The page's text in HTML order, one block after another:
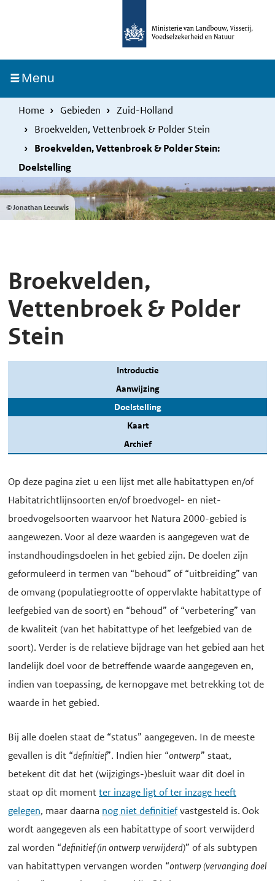
inhoud
gaan
MenuIngeklapt
Home Gebieden
Zuid-Holland
Broekvelden, Vettenbroek & Polder Stein
Broekvelden, Vettenbroek & Polder Stein:
Doelstelling
© Jonathan Leeuwis
Broekvelden,
Vettenbroek & Polder
Stein
Introductie
Aanwijzing
Doelstelling
Kaart
Archief
Op deze pagina ziet u een lijst met alle habitattypen en/of
Habitatrichtlijnsoorten en/of broedvogel- en niet-
broedvogelsoorten waarvoor het Natura 2000-gebied is
aangewezen. Voor al deze waarden is aangegeven wat de
instandhoudingsdoelen in het gebied zijn. De doelen zijn
geformuleerd in termen van “behoud” of “uitbreiding” van
de omvang (populatiegrootte of oppervlakte habitattype of
leefgebied van de soort) en “behoud” of “verbetering” van
de kwaliteit (van het habitattype of het leefgebied van de
soort). Verder is de relatieve bijdrage van het gebied aan het
landelijk doel voor de betreffende waarde aangegeven en,
indien van toepassing, de kernopgave met betrekking tot de
waarde in het gebied.
Bij alle doelen staat de “status” aangegeven. In de meeste
gevallen is dit “definitief”. Indien hier “ontwerp” staat,
betekent dit dat het (wijzigings-)besluit waar dit doel in
staat op dit momentter inzage ligt of ter inzage heeft
gelegen, maar daarna nog niet definitiefvastgesteld is. Ook
wordt aangegeven als een habitattype of soort verwijderd
zal worden “definitief (in ontwerp verwijderd)” of als subtypen
van habitattypen vervangen worden “ontwerp (vervanging doel